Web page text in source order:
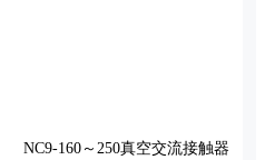
NC9-160～250真空交流接触器